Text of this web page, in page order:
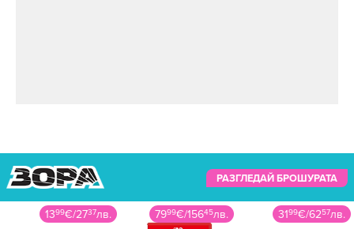
РАЗГЛЕДАЙ БРОШУРАТА
7999€/15645лв. 3199€/6257лв. 37999€/7432лв.